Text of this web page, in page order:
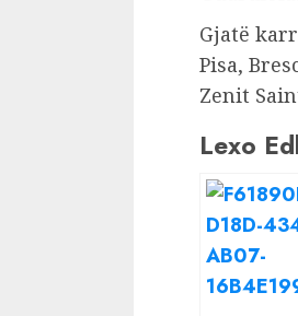
Gjatë
Pisa,
Zenit
Lexo